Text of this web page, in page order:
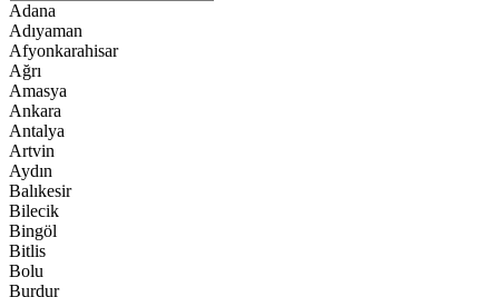
Adana
Adıyaman
Afyonkarahisar
Ağrı
Amasya
Ankara
Antalya
Artvin
Aydın
Balıkesir
Bilecik
Bingöl
Bitlis
Bolu
Burdur